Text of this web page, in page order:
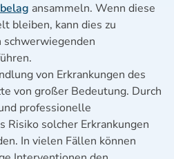
ansammeln. Wenn diese
bleiben, kann dies zu
schwerwiegenden
von Erkrankungen des
von großer Bedeutung. Durch
professionelle
Risiko solcher Erkrankungen
In vielen Fällen können